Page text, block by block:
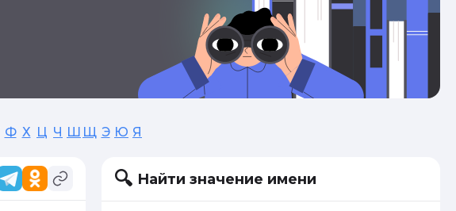
Ф Х Ц Ч Ш Щ Э Ю Я
Найти значение имени